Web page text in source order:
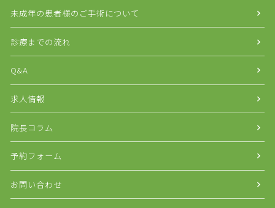
未成年の患者様のご手術について
診療までの流れ
Q&A
求人情報
院長コラム
予約フォーム
お問い合わせ